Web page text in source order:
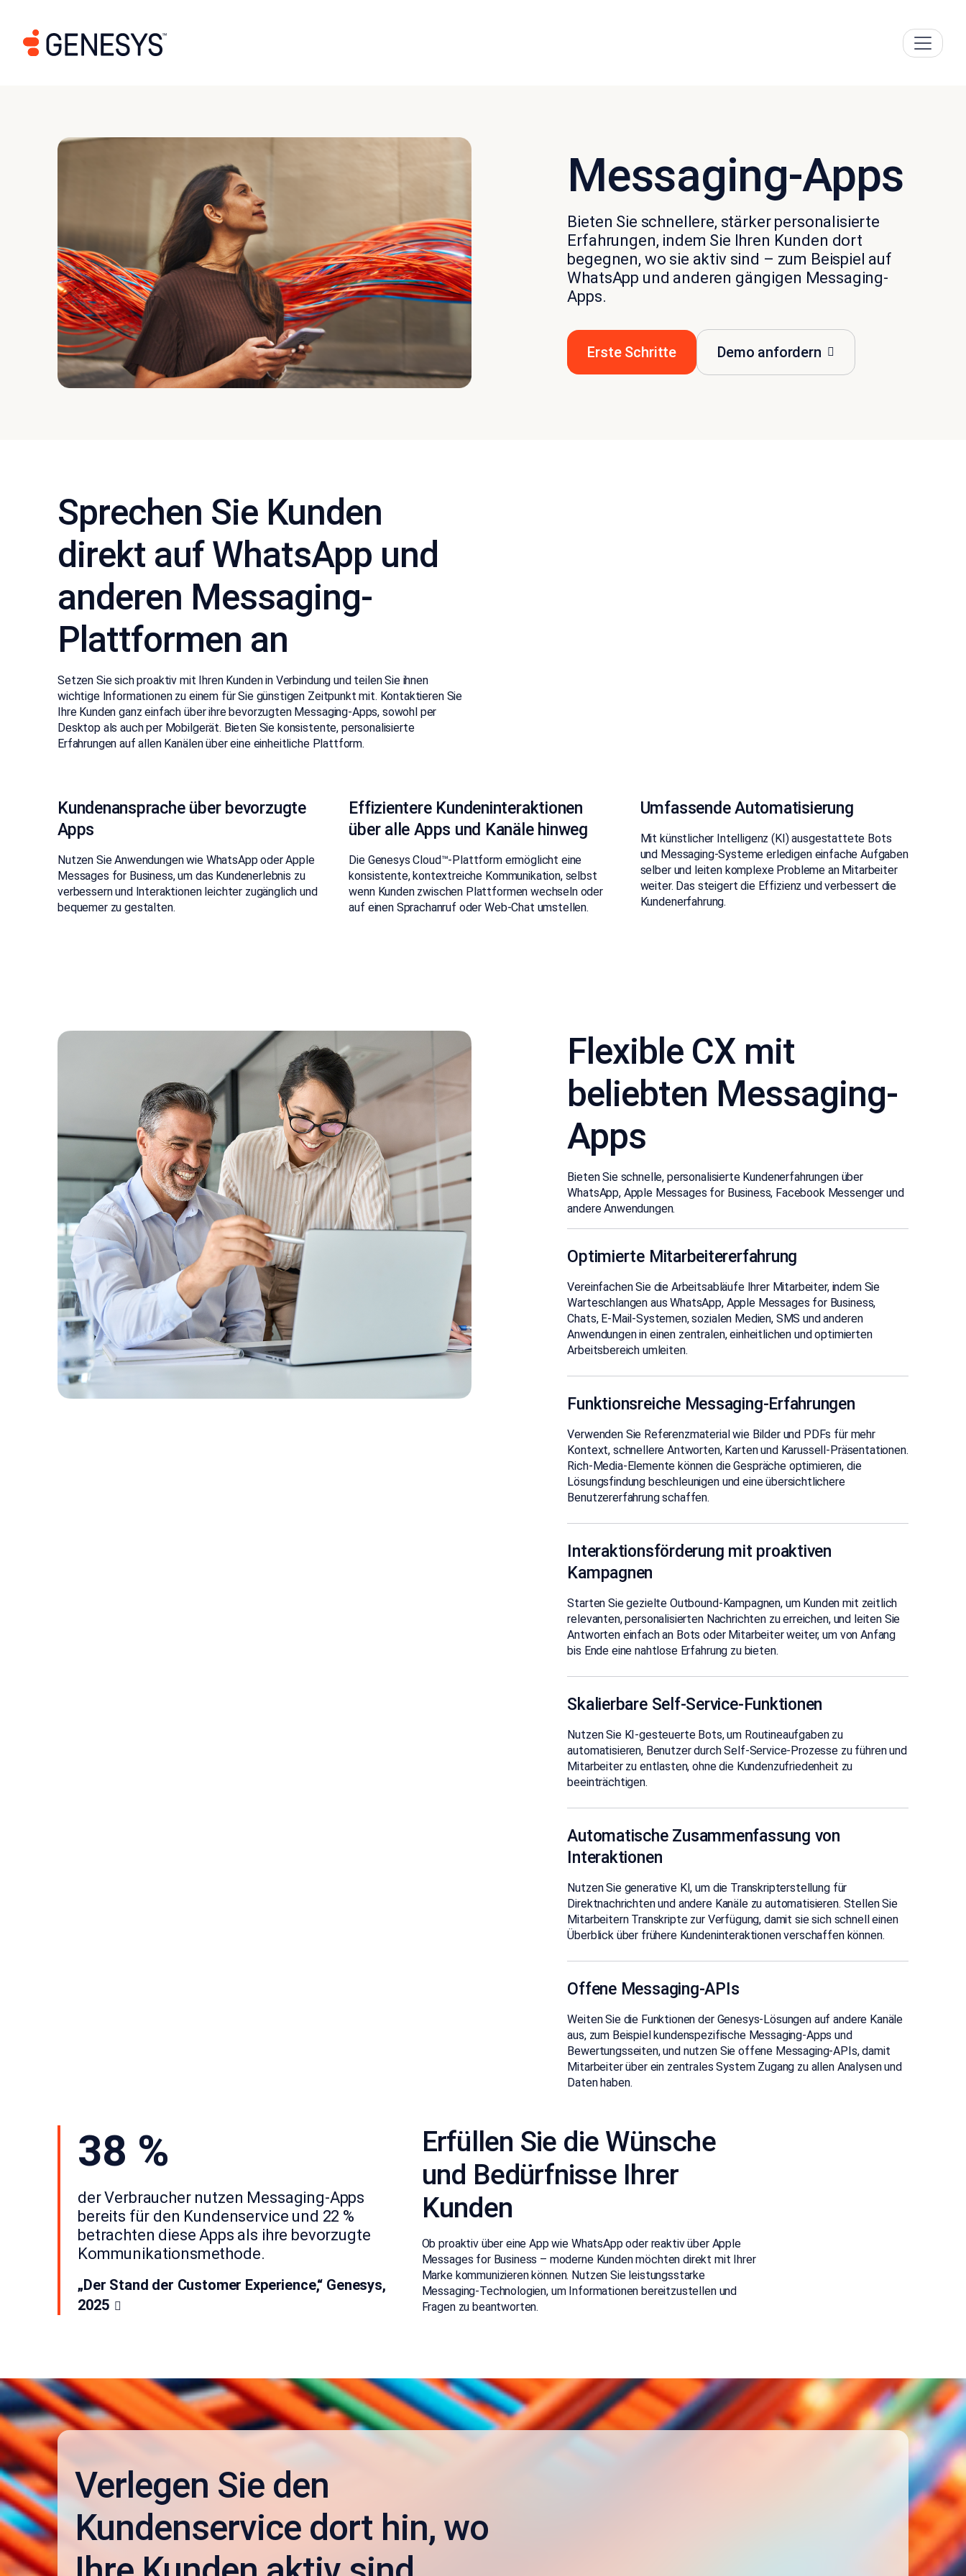
Messaging-Apps
Bieten Sie schnellere, stärker personalisierte
Erfahrungen, indem Sie Ihren Kunden dort
begegnen, wo sie aktiv sind – zum Beispiel auf
WhatsApp und anderen gängigen Messaging-
Apps.
Erste Schritte Demo anfordern
Sprechen Sie Kunden
direkt auf WhatsApp und
anderen Messaging-
Plattformen an
Setzen Sie sich proaktiv mit Ihren Kunden in Verbindung und teilen Sie ihnen
wichtige Informationen zu einem für Sie günstigen Zeitpunkt mit. Kontaktieren Sie
Ihre Kunden ganz einfach über ihre bevorzugten Messaging-Apps, sowohl per
Desktop als auch per Mobilgerät. Bieten Sie konsistente, personalisierte
Erfahrungen auf allen Kanälen über eine einheitliche Plattform.
Kundenansprache über bevorzugte
Apps
Nutzen Sie Anwendungen wie WhatsApp oder Apple
Messages for Business, um das Kundenerlebnis zu
verbessern und Interaktionen leichter zugänglich und
bequemer zu gestalten.
Effizientere Kundeninteraktionen
über alle Apps und Kanäle hinweg
Die Genesys Cloud™-Plattform ermöglicht eine
konsistente, kontextreiche Kommunikation, selbst
wenn Kunden zwischen Plattformen wechseln oder
auf einen Sprachanruf oder Web-Chat umstellen.
Umfassende Automatisierung
Mit künstlicher Intelligenz (KI) ausgestattete Bots
und Messaging-Systeme erledigen einfache Aufgaben
selber und leiten komplexe Probleme an Mitarbeiter
weiter. Das steigert die Effizienz und verbessert die
Kundenerfahrung.
Flexible CX mit
beliebten Messaging-
Apps
Bieten Sie schnelle, personalisierte Kundenerfahrungen über
WhatsApp, Apple Messages for Business, Facebook Messenger und
andere Anwendungen.
Optimierte Mitarbeitererfahrung
Vereinfachen Sie die Arbeitsabläufe Ihrer Mitarbeiter, indem Sie
Warteschlangen aus WhatsApp, Apple Messages for Business,
Chats, E-Mail-Systemen, sozialen Medien, SMS und anderen
Anwendungen in einen zentralen, einheitlichen und optimierten
Arbeitsbereich umleiten.
Funktionsreiche Messaging-Erfahrungen
Verwenden Sie Referenzmaterial wie Bilder und PDFs für mehr
Kontext, schnellere Antworten, Karten und Karussell-Präsentationen.
Rich-Media-Elemente können die Gespräche optimieren, die
Lösungsfindung beschleunigen und eine übersichtlichere
Benutzererfahrung schaffen.
Interaktionsförderung mit proaktiven
Kampagnen
Starten Sie gezielte Outbound-Kampagnen, um Kunden mit zeitlich
relevanten, personalisierten Nachrichten zu erreichen, und leiten Sie
Antworten einfach an Bots oder Mitarbeiter weiter, um von Anfang
bis Ende eine nahtlose Erfahrung zu bieten.
Skalierbare Self-Service-Funktionen
Nutzen Sie KI-gesteuerte Bots, um Routineaufgaben zu
automatisieren, Benutzer durch Self-Service-Prozesse zu führen und
Mitarbeiter zu entlasten, ohne die Kundenzufriedenheit zu
beeinträchtigen.
Automatische Zusammenfassung von
Interaktionen
Nutzen Sie generative KI, um die Transkripterstellung für
Direktnachrichten und andere Kanäle zu automatisieren. Stellen Sie
Mitarbeitern Transkripte zur Verfügung, damit sie sich schnell einen
Überblick über frühere Kundeninteraktionen verschaffen können.
Offene Messaging-APIs
Weiten Sie die Funktionen der Genesys-Lösungen auf andere Kanäle
aus, zum Beispiel kundenspezifische Messaging-Apps und
Bewertungsseiten, und nutzen Sie offene Messaging-APIs, damit
Mitarbeiter über ein zentrales System Zugang zu allen Analysen und
Daten haben.
38 %
der Verbraucher nutzen Messaging-Apps
bereits für den Kundenservice und 22 %
betrachten diese Apps als ihre bevorzugte
Kommunikationsmethode.
„Der Stand der Customer Experience,“ Genesys,
2025
Erfüllen Sie die Wünsche
und Bedürfnisse Ihrer
Kunden
Ob proaktiv über eine App wie WhatsApp oder reaktiv über Apple
Messages for Business – moderne Kunden möchten direkt mit Ihrer
Marke kommunizieren können. Nutzen Sie leistungsstarke
Messaging-Technologien, um Informationen bereitzustellen und
Fragen zu beantworten.
Verlegen Sie den
Kundenservice dort hin, wo